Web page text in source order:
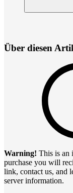
Über diesen
Warning! This is an
purchase you will
link, contact us, and
server information.